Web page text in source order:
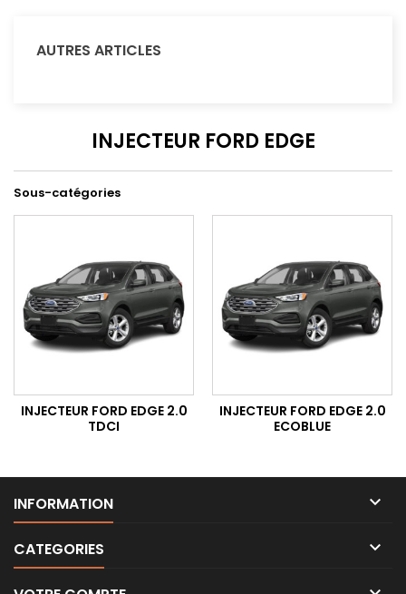
AUTRES ARTICLES
INJECTEUR FORD EDGE
Sous-catégories
INJECTEUR FORD EDGE 2.0
TDCI
INJECTEUR FORD EDGE 2.0
ECOBLUE
INFORMATION 
CATEGORIES 